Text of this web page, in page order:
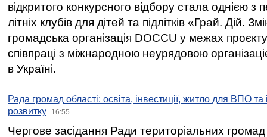
відкритого конкурсного відбору стала однією
літніх клубів для дітей та підлітків «Грай. Дій.
громадська організація DOCCU у межах
співпраці з міжнародною неурядовою
в Україні.
Рада громад області: освіта, інвестиції, житло для ВПО
розвитку
16:55
Чергове засідання Ради територіальних громад